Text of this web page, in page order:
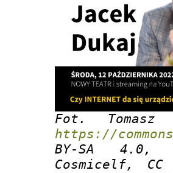
https://
BY-SA 4.0,
Cosmicelf,